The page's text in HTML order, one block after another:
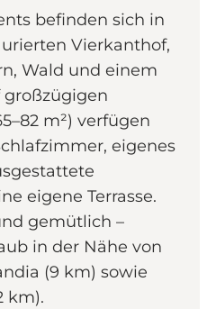
befinden sich in
Vierkanthof,
Wald und einem
großzügigen
m²) verfügen
eigenes
eigene Terrasse.
gemütlich –
in der Nähe von
(9 km) sowie
km).